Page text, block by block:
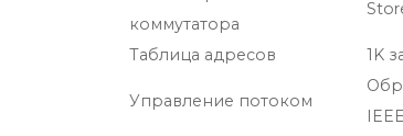
коммутатора
Таблица адресов 1K
Управление потоком